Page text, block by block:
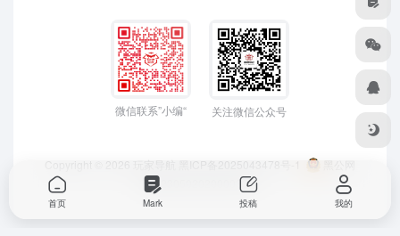
微信联系”小编“ 关注微信公众号
Copyright © 2026 玩家导航 黑ICP备2025043478号-1
黑公网
安备23050202000033号
首页 Mark 投稿 我的